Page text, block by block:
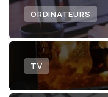
ORDINATEURS
TV